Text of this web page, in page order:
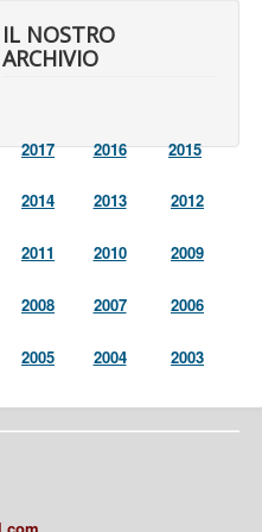
IL NOSTRO
ARCHIVIO
2017 2016 2015
2014 2013 2012
2011 2010 2009
2008 2007 2006
2005 2004 2003